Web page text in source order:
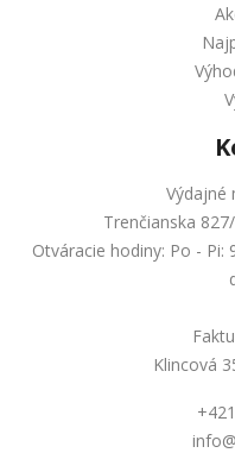
Výdajné
Trenčianska
Otváracie hodiny: Po -
Klincová